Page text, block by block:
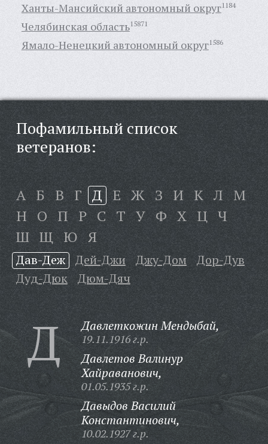
Ханты-Мансийский автономный округ1184
Челябинская область15871
Ямало-Ненецкий автономный округ1586
Пофамильный список
ветеранов:
А Б В Г Д Е Ж З И К Л М
Н О П Р С Т У Ф Х Ц Ч
Ш Щ Ю Я
Дав-Деж Дей-Джи Джу-Дом
Дор-Дув
Дуд-Дюк
Дюм-Дяч
Д Давлеткожин Мендыбай,
19.11.1916 г.р.
Давлетов Валинур
Хайраванович,
01.05.1935 г.р.
Давыдов Василий
Константинович,
10.02.1927 г.р.